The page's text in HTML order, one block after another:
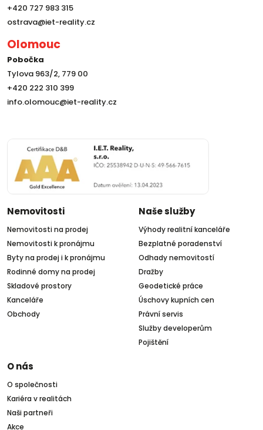
+420 727 983 315
ostrava@iet-reality.cz
Olomouc
Pobočka
Tylova 963/2, 779 00
+420 222 310 399
info.olomouc@iet-reality.cz
Nemovitosti
Nemovitosti na prodej
Nemovitosti k pronájmu
Byty na prodej i k pronájmu
Rodinné domy na prodej
Skladové prostory
Kanceláře
Obchody
Naše služby
Výhody realitní kanceláře
Bezplatné poradenství
Odhady nemovitostí
Dražby
Geodetické práce
Úschovy kupních cen
Právní servis
Služby developerům
Pojištění
O nás
O společnosti
Kariéra v realitách
Naši partneři
Akce